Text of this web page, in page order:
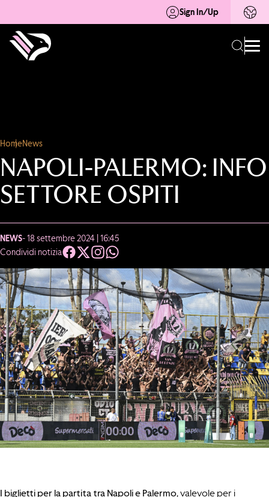
Sign In/Up
HomeNews
NAPOLI-PALERMO: INFO
SETTORE OSPITI
NEWS- 18 settembre 2024 | 16:45
Condividi notizia
I biglietti per la partita tra Napoli e Palermo, valevole per i